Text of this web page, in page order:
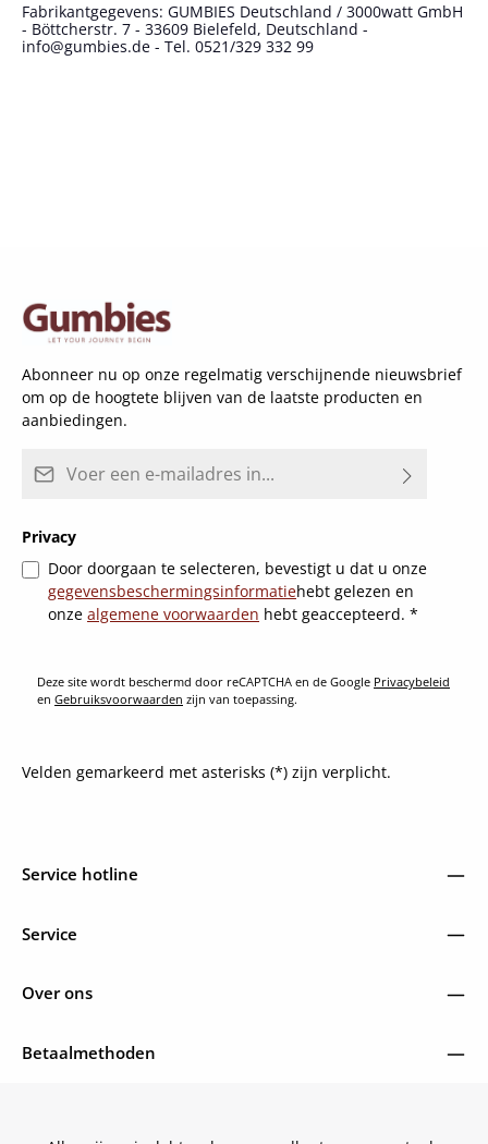
Fabrikantgegevens: GUMBIES Deutschland / 3000watt GmbH
- Böttcherstr. 7 - 33609 Bielefeld, Deutschland -
info@gumbies.de - Tel. 0521/329 332 99
Abonneer nu op onze regelmatig verschijnende nieuwsbrief
om op de hoogtete blijven van de laatste producten en
aanbiedingen.
Privacy
Door doorgaan te selecteren, bevestigt u dat u onze
gegevensbeschermingsinformatiehebt gelezen en
onze algemene voorwaarden hebt geaccepteerd. *
Deze site wordt beschermd door reCAPTCHA en de Google Privacybeleid
en Gebruiksvoorwaarden zijn van toepassing.
Velden gemarkeerd met asterisks (*) zijn verplicht.
Service hotline
Service
Over ons
Betaalmethoden